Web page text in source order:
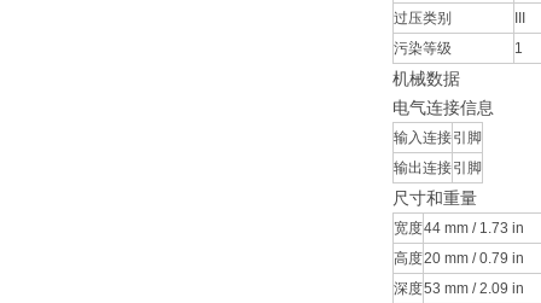
过压类别
污染等级
1
机械数据
电气连接信息
输入连接引脚
输出连接引脚
尺寸和重量
宽度44 mm / 1.73 in
高度20 mm / 0.79 in
深度53 mm / 2.09 in